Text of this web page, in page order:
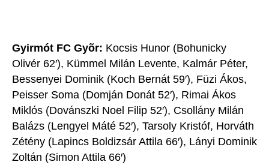
Gyirmót FC Gyõr: Kocsis Hunor (Bohunicky
Olivér 62′), Kümmel Milán Levente, Kalmár Péter,
Bessenyei Dominik (Koch Bernát 59′), Füzi Ákos,
Peisser Soma (Domján Donát 52′), Rimai Ákos
Miklós (Dovánszki Noel Filip 52′), Csollány Milán
Balázs (Lengyel Máté 52′), Tarsoly Kristóf, Horváth
Zétény (Lapincs Boldizsár Attila 66′), Lányi Dominik
Zoltán (Simon Attila 66′)